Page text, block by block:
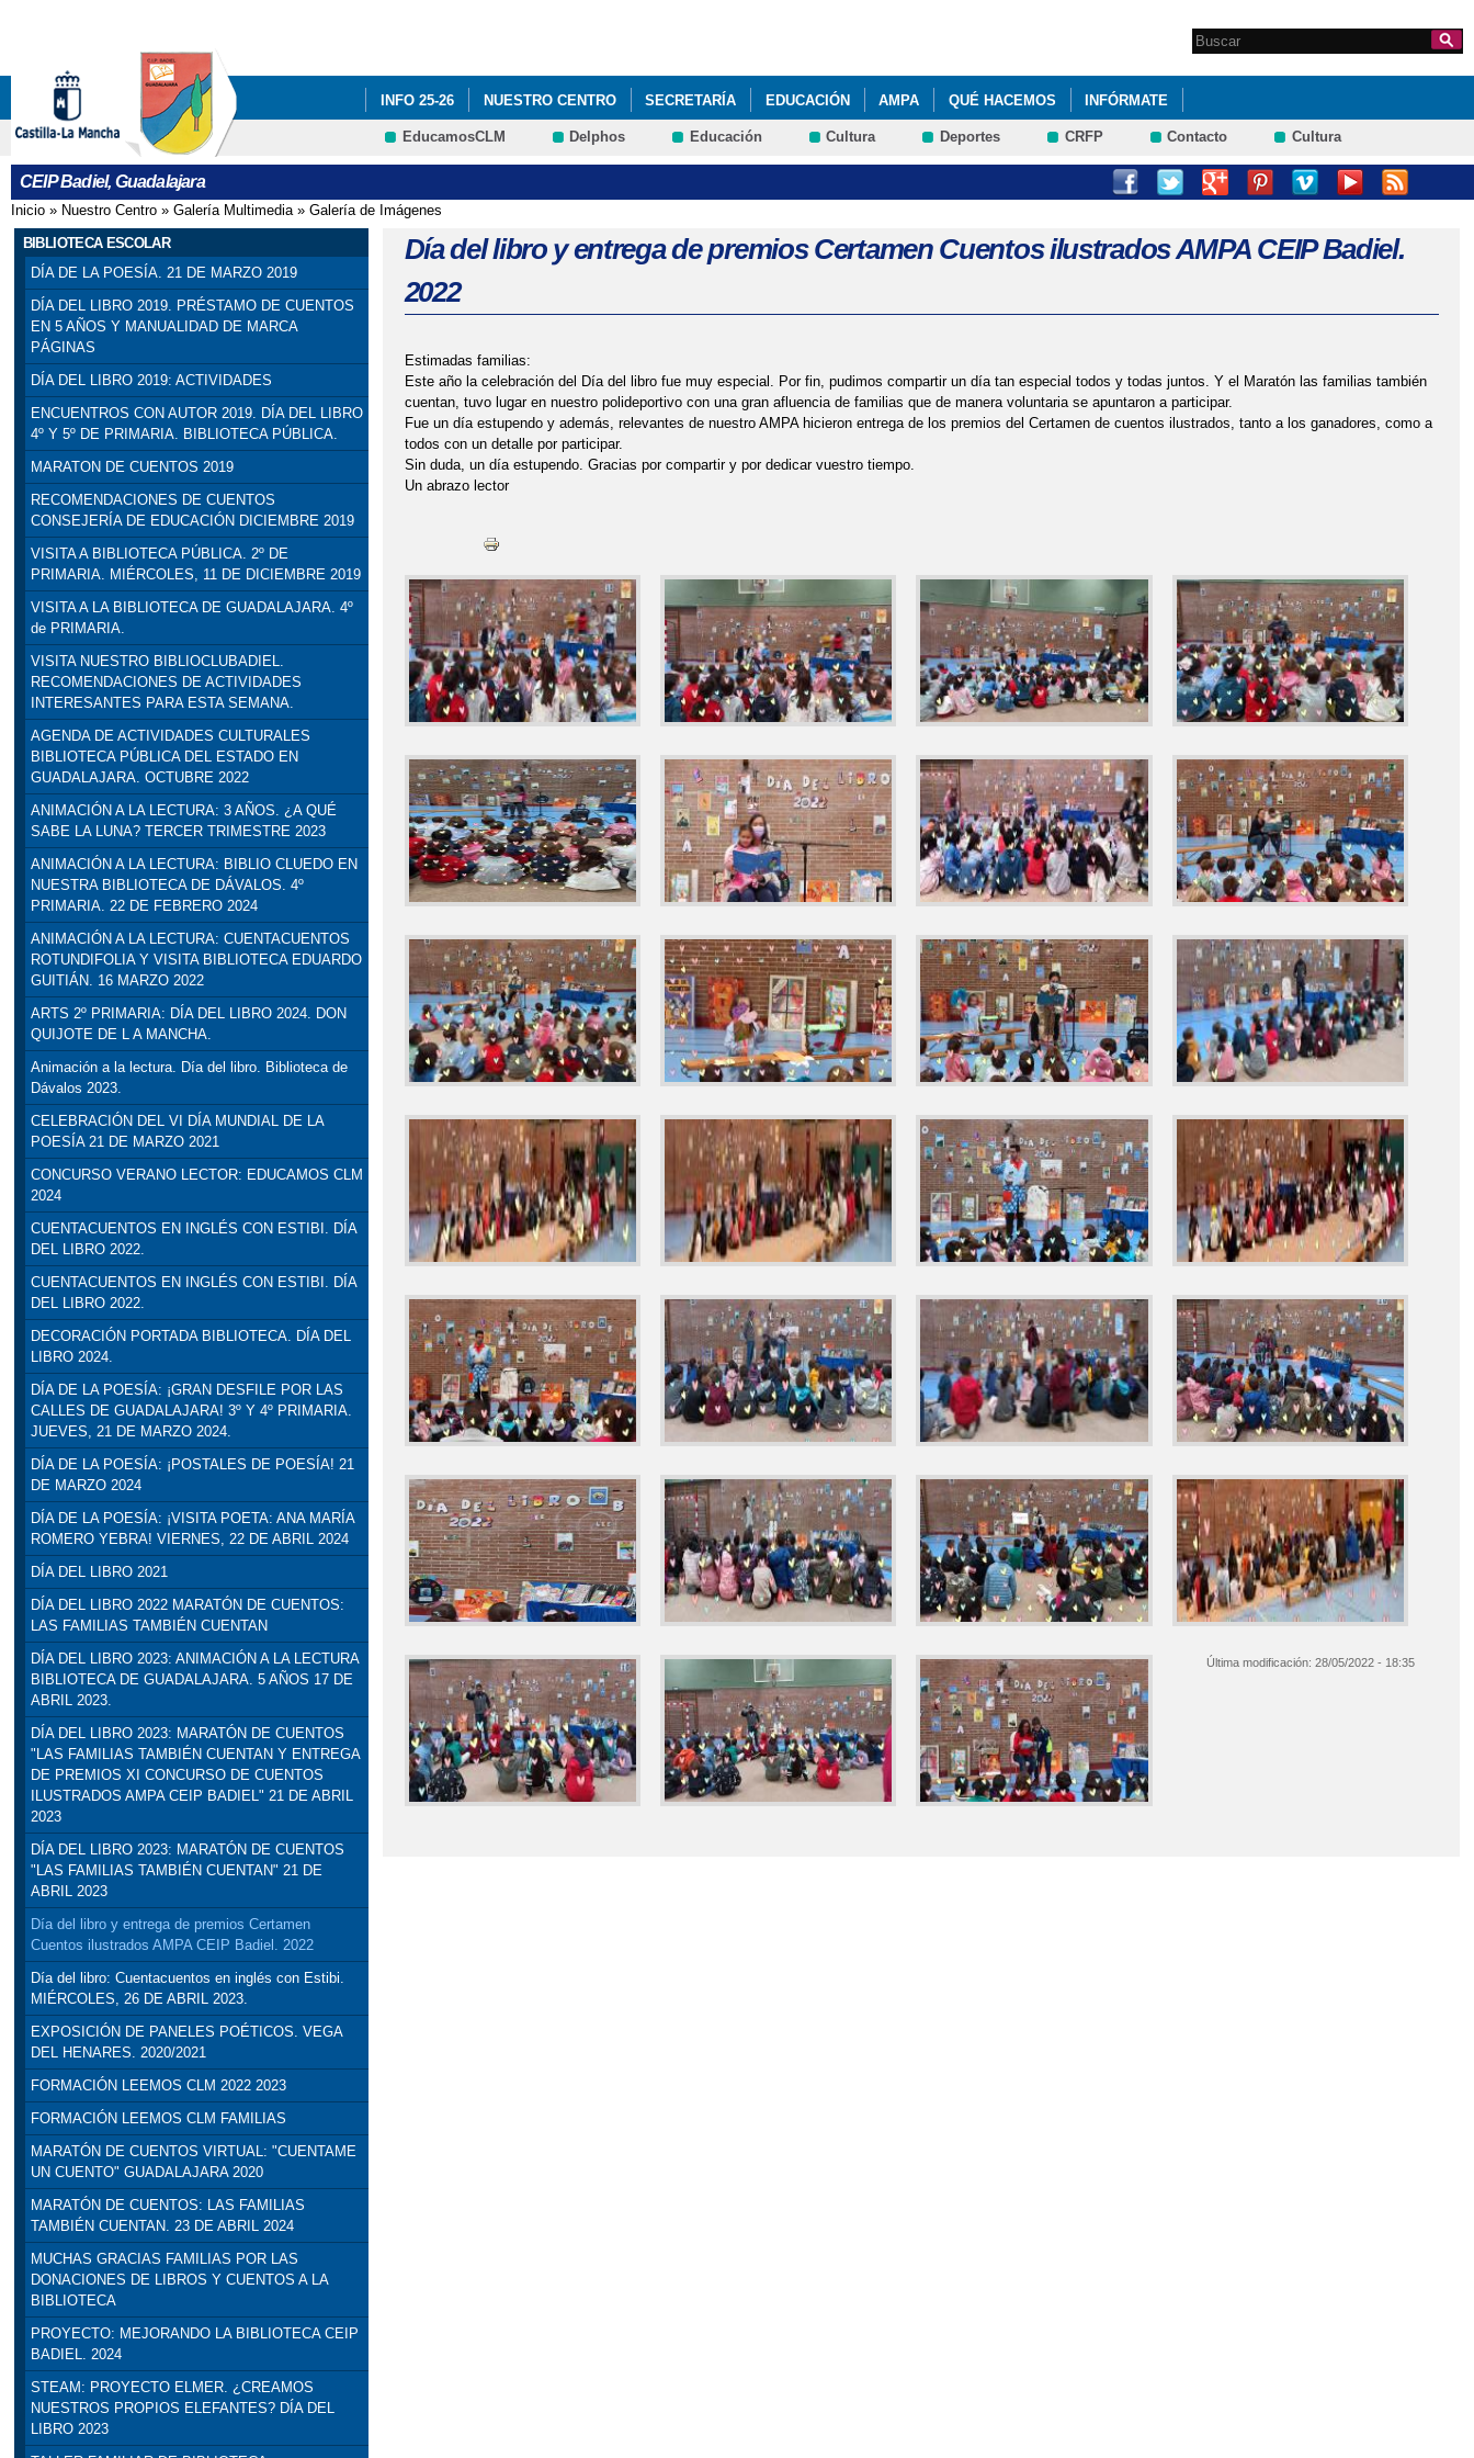
Formulario de
Search this site
INFO 25-26 NUESTRO CENTRO SECRETARÍA EDUCACIÓN AMPA QUÉ HACEMOS INFÓRMATE
ADF: SITUACIONES DE APRENDIZAJE. KANDINSKY. 1 Y 6º DE EDUCACIÓN PRIMARIA. MAYO 2024.
PREMIOS: SELECCIONADOS OLIMPIADA MATEMÁTICA ALEVÍN DE GUADALAJARA (EDUCACIÓN PRIMARIA). SEXTO DE PRIMARIA 2023.
PROGRAMA # TÚ CUENTAS. 4 ABRIL 2024. EDUCACIÓN EMOCIONAL Y PROGRAMA ANTI ACOSO ESCOLAR. 4º PRIMARIA
VISITA INSTITUCIONAL: CONSEJERA DE EDUCACIÓN DE JCCM, DELEGADO DE LA JUNTA DE JCCM, DELEGADO DE EDUCACIÓN EN GUADALAJARA Y
CONCEJALA DE EDUCACIÓN. 2023
EducamosCLM Delphos Educación Cultura Deportes CRFP Contacto Cultura
CEIP Badiel, Guadalajara
Se encuentra usted aquí
Inicio » Nuestro Centro » Galería Multimedia» Galería de Imágenes
BIBLIOTECA ESCOLAR
DÍA DE LA POESÍA. 21 DE MARZO 2019
DÍA DEL LIBRO 2019. PRÉSTAMO DE CUENTOS
EN 5 AÑOS Y MANUALIDAD DE MARCA
PÁGINAS
DÍA DEL LIBRO 2019: ACTIVIDADES
ENCUENTROS CON AUTOR 2019. DÍA DEL LIBRO
4º Y 5º DE PRIMARIA. BIBLIOTECA PÚBLICA.
MARATON DE CUENTOS 2019
RECOMENDACIONES DE CUENTOS
CONSEJERÍA DE EDUCACIÓN DICIEMBRE 2019
VISITA A BIBLIOTECA PÚBLICA. 2º DE
PRIMARIA. MIÉRCOLES, 11 DE DICIEMBRE 2019
VISITA A LA BIBLIOTECA DE GUADALAJARA. 4º
de PRIMARIA.
VISITA NUESTRO BIBLIOCLUBADIEL.
RECOMENDACIONES DE ACTIVIDADES
INTERESANTES PARA ESTA SEMANA.
AGENDA DE ACTIVIDADES CULTURALES
BIBLIOTECA PÚBLICA DEL ESTADO EN
GUADALAJARA. OCTUBRE 2022
ANIMACIÓN A LA LECTURA: 3 AÑOS. ¿A QUÉ
SABE LA LUNA? TERCER TRIMESTRE 2023
ANIMACIÓN A LA LECTURA: BIBLIO CLUEDO EN
NUESTRA BIBLIOTECA DE DÁVALOS. 4º
PRIMARIA. 22 DE FEBRERO 2024
ANIMACIÓN A LA LECTURA: CUENTACUENTOS
ROTUNDIFOLIA Y VISITA BIBLIOTECA EDUARDO
GUITIÁN. 16 MARZO 2022
ARTS 2º PRIMARIA: DÍA DEL LIBRO 2024. DON
QUIJOTE DE L A MANCHA.
Animación a la lectura. Día del libro. Biblioteca de
Dávalos 2023.
CELEBRACIÓN DEL VI DÍA MUNDIAL DE LA
POESÍA 21 DE MARZO 2021
CONCURSO VERANO LECTOR: EDUCAMOS CLM
2024
CUENTACUENTOS EN INGLÉS CON ESTIBI. DÍA
DEL LIBRO 2022.
CUENTACUENTOS EN INGLÉS CON ESTIBI. DÍA
DEL LIBRO 2022.
DECORACIÓN PORTADA BIBLIOTECA. DÍA DEL
LIBRO 2024.
DÍA DE LA POESÍA: ¡GRAN DESFILE POR LAS
CALLES DE GUADALAJARA! 3º Y 4º PRIMARIA.
JUEVES, 21 DE MARZO 2024.
DÍA DE LA POESÍA: ¡POSTALES DE POESÍA! 21
DE MARZO 2024
DÍA DE LA POESÍA: ¡VISITA POETA: ANA MARÍA
ROMERO YEBRA! VIERNES, 22 DE ABRIL 2024
DÍA DEL LIBRO 2021
DÍA DEL LIBRO 2022 MARATÓN DE CUENTOS:
LAS FAMILIAS TAMBIÉN CUENTAN
DÍA DEL LIBRO 2023: ANIMACIÓN A LA LECTURA
BIBLIOTECA DE GUADALAJARA. 5 AÑOS 17 DE
ABRIL 2023.
DÍA DEL LIBRO 2023: MARATÓN DE CUENTOS
"LAS FAMILIAS TAMBIÉN CUENTAN Y ENTREGA
DE PREMIOS XI CONCURSO DE CUENTOS
ILUSTRADOS AMPA CEIP BADIEL" 21 DE ABRIL
2023
DÍA DEL LIBRO 2023: MARATÓN DE CUENTOS
"LAS FAMILIAS TAMBIÉN CUENTAN" 21 DE
ABRIL 2023
Día del libro y entrega de premios Certamen
Cuentos ilustrados AMPA CEIP Badiel. 2022
Día del libro: Cuentacuentos en inglés con Estibi.
MIÉRCOLES, 26 DE ABRIL 2023.
EXPOSICIÓN DE PANELES POÉTICOS. VEGA
DEL HENARES. 2020/2021
FORMACIÓN LEEMOS CLM 2022 2023
FORMACIÓN LEEMOS CLM FAMILIAS
MARATÓN DE CUENTOS VIRTUAL: "CUENTAME
UN CUENTO" GUADALAJARA 2020
MARATÓN DE CUENTOS: LAS FAMILIAS
TAMBIÉN CUENTAN. 23 DE ABRIL 2024
MUCHAS GRACIAS FAMILIAS POR LAS
DONACIONES DE LIBROS Y CUENTOS A LA
BIBLIOTECA
PROYECTO: MEJORANDO LA BIBLIOTECA CEIP
BADIEL. 2024
STEAM: PROYECTO ELMER. ¿CREAMOS
NUESTROS PROPIOS ELEFANTES? DÍA DEL
LIBRO 2023
Día del libro y entrega de premios Certamen Cuentos ilustrados AMPA CEIP Badiel.
2022
Estimadas familias:
Este año la celebración del Día del libro fue muy especial. Por fin, pudimos compartir un día tan especial todos y todas juntos. Y el Maratón las familias también
cuentan, tuvo lugar en nuestro polideportivo con una gran afluencia de familias que de manera voluntaria se apuntaron a participar.
Fue un día estupendo y además, relevantes de nuestro AMPA hicieron entrega de los premios del Certamen de cuentos ilustrados, tanto a los ganadores, como a
todos con un detalle por participar.
Sin duda, un día estupendo. Gracias por compartir y por dedicar vuestro tiempo.
Un abrazo lector
Última modificación:28/05/2022 - 18:35